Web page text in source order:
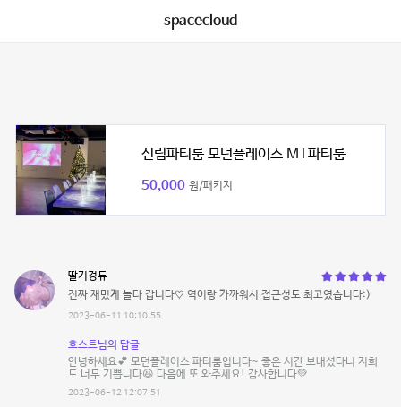
spacecloud
신림파티룸 모던플레이스 MT파티룸
50,000 원/패키지
딸기겅듀
진짜 재밌게 놀다 갑니다♡ 역이랑 가까워서 접근성도 최고였습니다:)
2023-06-11 10:10:55
호스트님의 답글
안녕하세요💕 모던플레이스 파티룸입니다~ 좋은 시간 보내셨다니 저희
도 너무 기쁩니다😆 다음에 또 와주세요! 감사합니다💚
2023-06-12 12:07:51